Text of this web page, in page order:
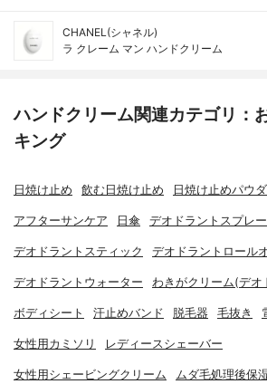
CHANEL(シャネル)
ラ クレーム マン ハンドクリーム
ハンドクリーム関連カテゴリ：
キング
日焼け止め 飲む日焼け止め 日焼け止めパウ
アフターサンケア 日傘 デオドラントスプレー
デオドラントスティック デオドラントロール
デオドラントウォーター わきがクリーム(デオ
ボディシート 汗止めバンド 脱毛器 毛抜き
女性用カミソリ レディースシェーバー
女性用シェービングクリーム ムダ毛処理後保